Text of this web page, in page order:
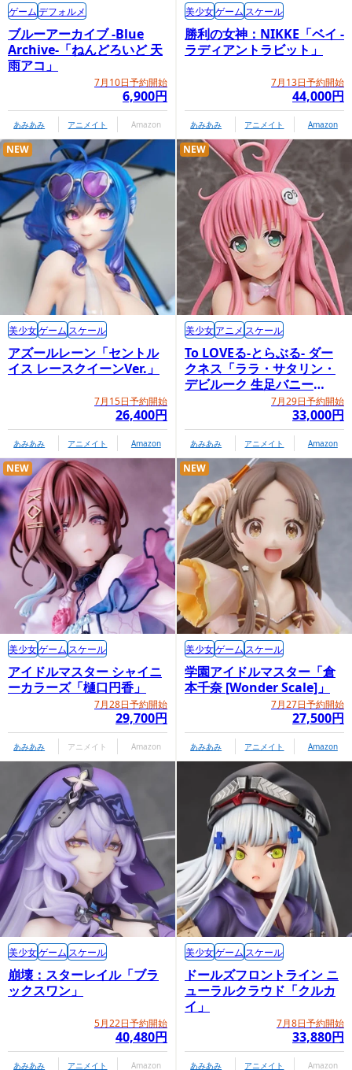
ブルーアーカイブ -Blue
Archive-「ねんどろいど 天
雨アコ」
7月10日予約開始
6,900円
ゲームデフォルメ
あみあみ アニメイト Amazon
勝利の女神：NIKKE「ベイ -
ラディアントラビット」
7月13日予約開始
44,000円
美少女ゲーム スケール
あみあみ アニメイト Amazon
アズールレーン「セントル
イス レースクイーンVer.」
7月15日予約開始
26,400円
NEW
美少女ゲーム スケール
あみあみ アニメイト Amazon
To LOVEる-とらぶる- ダー
クネス「ララ・サタリン・
デビルーク 生足バニー
7月29日予約開始
33,000円
NEW
美少女アニメ スケール
あみあみ アニメイト Amazon
アイドルマスター シャイニ
ーカラーズ「樋口円香」
7月28日予約開始
29,700円
NEW
美少女ゲーム スケール
あみあみ アニメイト Amazon
学園アイドルマスター「倉
本千奈 [Wonder Scale]」
7月27日予約開始
27,500円
NEW
美少女ゲーム スケール
あみあみ アニメイト Amazon
崩壊：スターレイル「ブラ
ックスワン」
5月22日予約開始
40,480円
美少女ゲーム スケール
あみあみ アニメイト Amazon
ドールズフロントライン ニ
ューラルクラウド「クルカ
イ」
7月8日予約開始
33,880円
美少女ゲーム スケール
あみあみ アニメイト Amazon